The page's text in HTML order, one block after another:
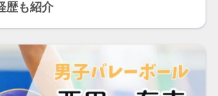
歴も紹介